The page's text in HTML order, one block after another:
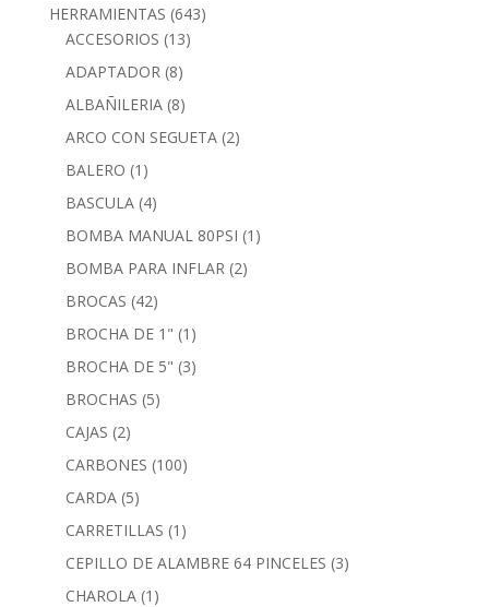
HERRAMIENTAS (643)
ACCESORIOS (13)
ADAPTADOR (8)
ALBAÑILERIA (8)
ARCO CON SEGUETA (2)
BALERO (1)
BASCULA (4)
BOMBA MANUAL 80PSI (1)
BOMBA PARA INFLAR (2)
BROCAS (42)
BROCHA DE 1" (1)
BROCHA DE 5" (3)
BROCHAS (5)
CAJAS (2)
CARBONES (100)
CARDA (5)
CARRETILLAS (1)
CEPILLO DE ALAMBRE 64 PINCELES (3)
CHAROLA (1)